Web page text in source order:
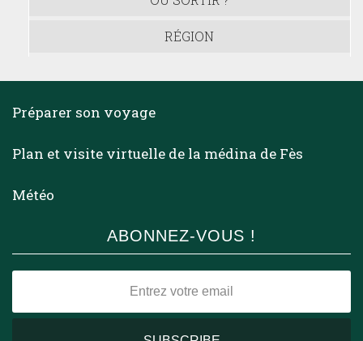
RÉGION
Préparer son voyage
Plan et visite virtuelle de la médina de Fès
Météo
ABONNEZ-VOUS !